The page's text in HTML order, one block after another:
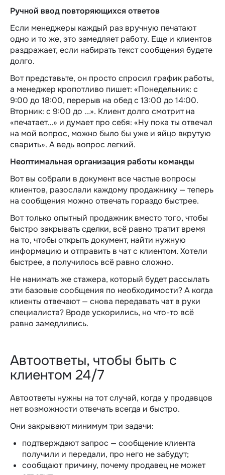
Ручной ввод повторяющихся ответов
Если менеджеры каждый раз вручную печатают
одно и то же, это замедляет работу. Еще и клиентов
раздражает, если набирать текст сообщения будете
долго.
Вот представьте, он просто спросил график работы,
а менеджер кропотливо пишет: «Понедельник: с
9:00 до 18:00, перерыв на обед с 13:00 до 14:00.
Вторник: с 9:00 до …». Клиент долго смотрит на
«печатает…» и думает про себя: «Ну пока ты отвечал
на мой вопрос, можно было бы уже и яйцо вкрутую
сварить». А ведь вопрос легкий.
Неоптимальная организация работы команды
Вот вы собрали в документ все частые вопросы
клиентов, разослали каждому продажнику — теперь
на сообщения можно отвечать гораздо быстрее.
Вот только опытный продажник вместо того, чтобы
быстро закрывать сделки, всё равно тратит время
на то, чтобы открыть документ, найти нужную
информацию и отправить в чат с клиентом. Хотели
быстрее, а получилось всё равно сложно.
Не нанимать же стажера, который будет рассылать
эти базовые сообщения по необходимости? А когда
клиенты отвечают — снова передавать чат в руки
специалиста? Вроде ускорились, но что-то всё
равно замедлились.
Автоответы, чтобы быть с
клиентом 24/7
Автоответы нужны на тот случай, когда у продавцов
нет возможности отвечать всегда и быстро.
Они закрывают минимум три задачи:
подтверждают запрос — сообщение клиента
получили и передали, про него не забудут;
сообщают причину, почему продавец не может